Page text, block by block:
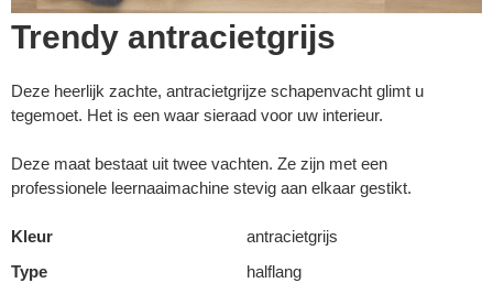
Trendy antracietgrijs
Deze heerlijk zachte, antracietgrijze schapenvacht glimt u
tegemoet. Het is een waar sieraad voor uw interieur.
Deze maat bestaat uit twee vachten. Ze zijn met een
professionele leernaaimachine stevig aan elkaar gestikt.
Kleur
antracietgrijs
Type
halflang